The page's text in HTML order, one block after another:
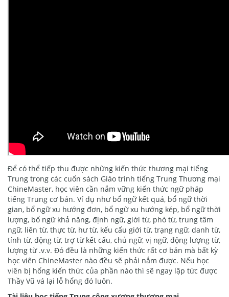
Để có thể tiếp thu được những kiến thức thương mại tiếng
Trung trong các cuốn sách Giáo trình tiếng Trung Thương mại
ChineMaster, học viên cần nắm vững kiến thức ngữ pháp
tiếng Trung cơ bản. Ví dụ như bổ ngữ kết quả, bổ ngữ thời
gian, bổ ngữ xu hướng đơn, bổ ngữ xu hướng kép, bổ ngữ thời
lượng, bổ ngữ khả năng, định ngữ, giới từ, phó từ, trung tâm
ngữ, liên từ, thực từ, hư từ, kếu cấu giới từ, trạng ngữ, danh từ,
tính từ, động từ, trợ từ kết cấu, chủ ngữ, vị ngữ, động lượng từ,
lượng từ .v.v. Đó đều là những kiến thức rất cơ bản mà bất kỳ
học viên ChineMaster nào đều sẽ phải nắm được. Nếu học
viên bị hổng kiến thức của phần nào thì sẽ ngay lập tức được
Thầy Vũ vá lại lỗ hổng đó luôn.